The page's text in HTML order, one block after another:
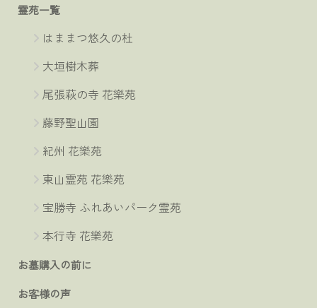
霊苑一覧
はままつ悠久の杜
大垣樹木葬
尾張萩の寺 花樂苑
藤野聖山園
紀州 花樂苑
東山霊苑 花樂苑
宝勝寺 ふれあいパーク霊苑
本行寺 花樂苑
お墓購入の前に
お客様の声